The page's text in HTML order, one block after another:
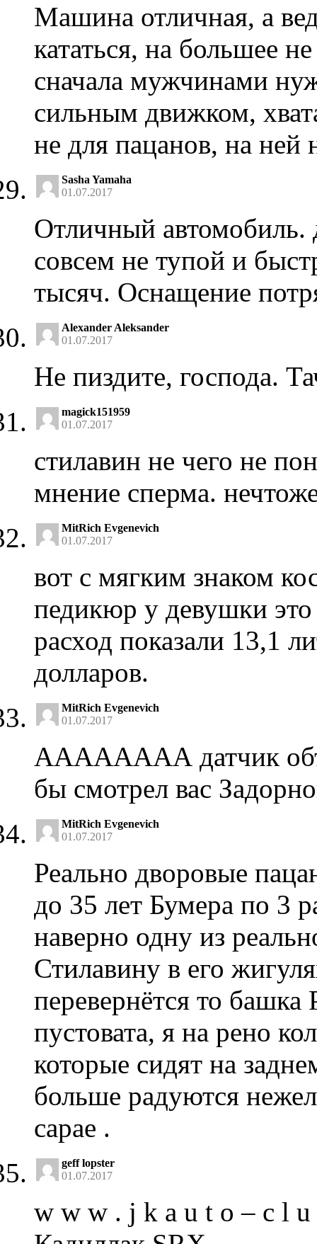
Машина отличная, а
кататься, на большее
сначала мужчинами
сильным движком,
не для пацанов, на ней
Sasha Yamaha
01.07.2017
Отличный автомобиль.
совсем не тупой и
тысяч. Оснащение
Alexander Aleksander
01.07.2017
Не пиздите, господа.
magick151959
01.07.2017
cтилавин не чего не
мнение сперма.
MitRich Evgenevich
01.07.2017
вот с мягким знаком
педикюр у девушки
расход показали 13,1
долларов.
MitRich Evgenevich
01.07.2017
АААААААА датчик
бы смотрел вас
MitRich Evgenevich
01.07.2017
Реально дворовые
до 35 лет Бумера по 3
наверно одну из
Стилавину в его
перевернётся то
пустовата, я на рено
которые сидят на
больше радуются
сарае .
geff lopster
01.07.2017
w w w . j k a u t o – c l u